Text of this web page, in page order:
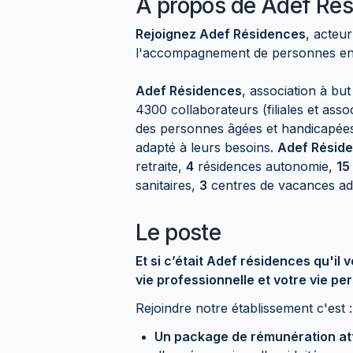
À propos de Adef
Rejoignez Adef Résidences,
l'accompagnement de personnes
Adef Résidences, association à
4300 collaborateurs (filiales et
des personnes âgées et
adapté à leurs besoins. Adef
retraite, 4 résidences autonomie, 15
sanitaires, 3 centres de vacances
Le poste
Et si c’était Adef résidences qu'il
vie professionnelle et votre vie
Rejoindre notre établissement c'est :
Un package de rémunération